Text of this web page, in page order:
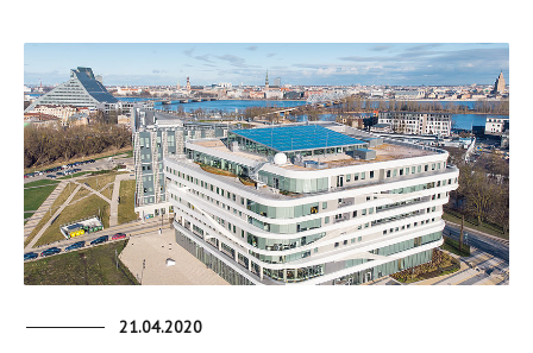
21.04.2020